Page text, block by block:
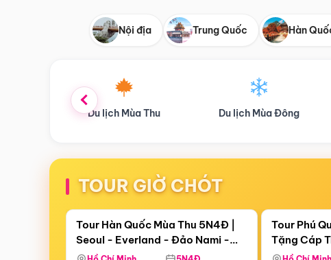
Nội địa Trung Quốc Hàn
Du lịch Mùa Đông Combo Du lịch
TOUR GIỜ CHÓT
Còn18 ngày 02:10:13
Bay Sun Phuquoc Airways
Điểm nổi bật
Tour Hàn Quốc Mùa Thu 5N4Đ |
Seoul - Everland - Đảo Nami -
Tháp Namsan (Bay Sun Phuquoc
Còn06 ngày
Tặng Cáp
Tour Phú
Tặng Cáp
Hôn -